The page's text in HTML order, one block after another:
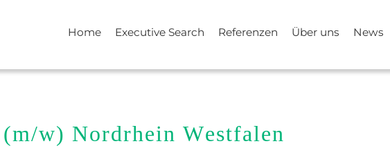
Home Executive Search Referenzen Über uns News
w) Nordrhein Westfalen